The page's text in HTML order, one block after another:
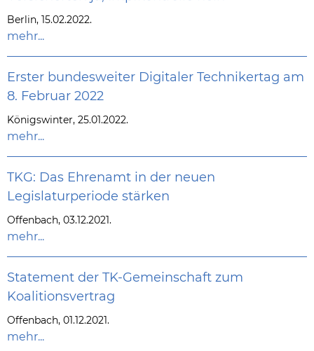
Berlin, 15.02.2022.
mehr...
Erster bundesweiter Digitaler Technikertag am
8. Februar 2022
Königswinter, 25.01.2022.
mehr...
TKG: Das Ehrenamt in der neuen
Legislaturperiode stärken
Offenbach, 03.12.2021.
mehr...
Statement der TK-Gemeinschaft zum
Koalitionsvertrag
Offenbach, 01.12.2021.
mehr...